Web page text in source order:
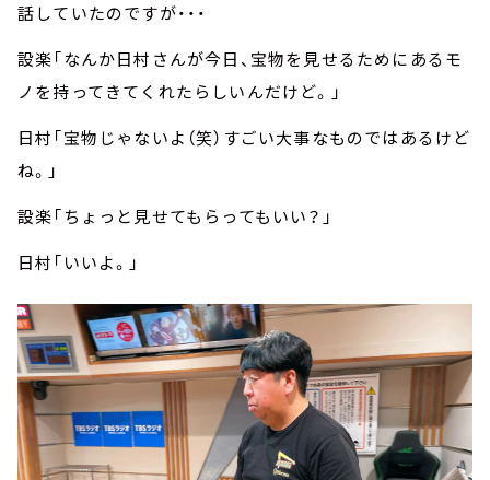
話していたのですが・・・
設楽「なんか日村さんが今日、宝物を見せるためにあるモ
ノを持ってきてくれたらしいんだけど。」
日村「宝物じゃないよ（笑）すごい大事なものではあるけど
ね。」
設楽「ちょっと見せてもらってもいい？」
日村「いいよ。」